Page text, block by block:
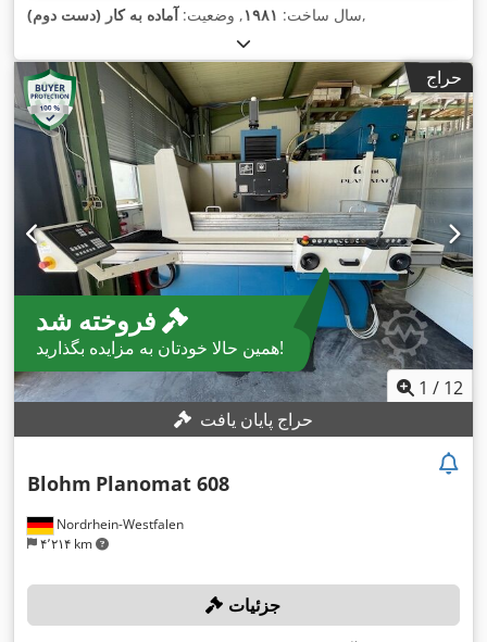
سال ساخت: ۱۹۸۱, وضعیت: آماده به کار (دست دوم) ,
حراج
همین حالا خودتان به مزایده بگذارید!
1 / 12
حراج پایان یافت
Nordrhein-Westfalen
۴٬۲۱۴ km
Blohm Planomat 608
جزئیات